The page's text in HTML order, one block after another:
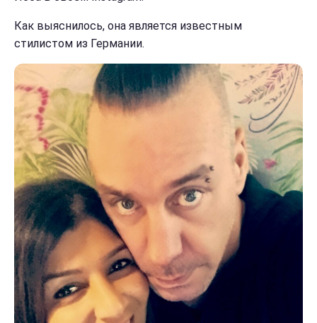
Как выяснилось, она является известным
стилистом из Германии.